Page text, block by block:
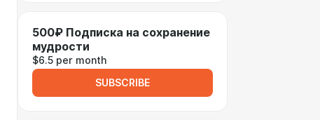
500₽ Подписка на сохранение
мудрости
$6.5 per month
SUBSCRIBE